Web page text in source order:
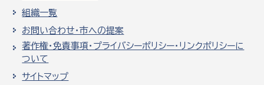
組織一覧
お問い合わせ・市への提案
著作権・免責事項・プライバシーポリシー・リンクポリシーに
ついて
サイトマップ